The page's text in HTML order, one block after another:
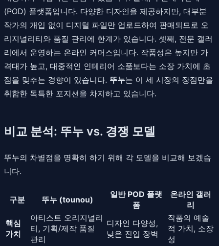
(POD) 플랫폼입니다. 다양한 디자인을 제공하지만, 대부분
작가의 개입 없이 디지털 파일만 업로드하여 판매되므로 오
리지널리티와 품질 관리에 한계가 있습니다. 셋째, 전문 갤러
리에서 운영하는 온라인 커머스입니다. 작품성은 높지만 가
격대가 높고, 대중적인 인테리어 소품보다는 소장 가치에 초
점을 맞추는 경향이 있습니다. 뚜누는 이 세 시장의 장점만을
취합한 독특한 포지션을 차지하고 있습니다.
비교 분석: 뚜누 vs. 경쟁 모델
뚜누의 차별점을 명확히 하기 위해 각 모델을 비교해 보겠습
니다.
구분 뚜누 (tounou)
일반 POD 플랫
폼
온라인 갤러
리
핵심
가치
아티스트 오리지널리
티, 기획/제작 품질
관리
디자인 다양성,
낮은 진입 장벽
작품의 예술
적 가치, 소장
성